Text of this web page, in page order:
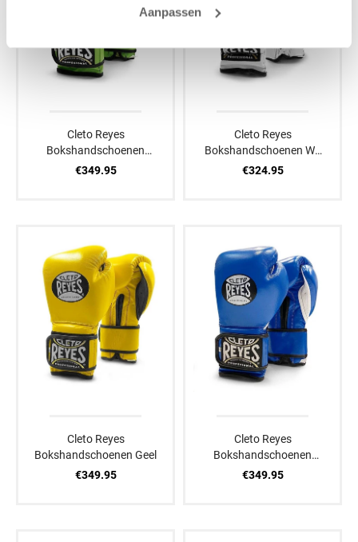
Aanpassen
Cleto Reyes
Bokshandschoenen
Groen
€349.95
Cleto Reyes
Bokshandschoenen Wit
Veters
€324.95
Cleto Reyes
Bokshandschoenen Geel
€349.95
Cleto Reyes
Bokshandschoenen
Blauw/Wit
€349.95